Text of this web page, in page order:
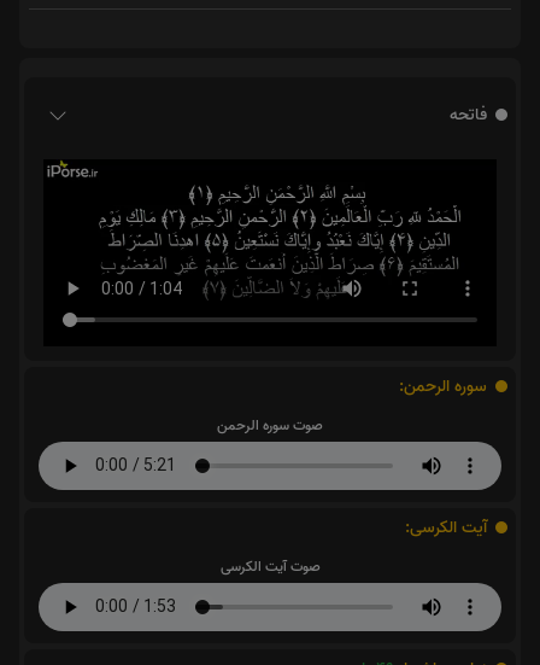
فاتحه
سوره الرحمن:
صوت سوره الرحمن
آیت الکرسی:
صوت آیت الکرسی